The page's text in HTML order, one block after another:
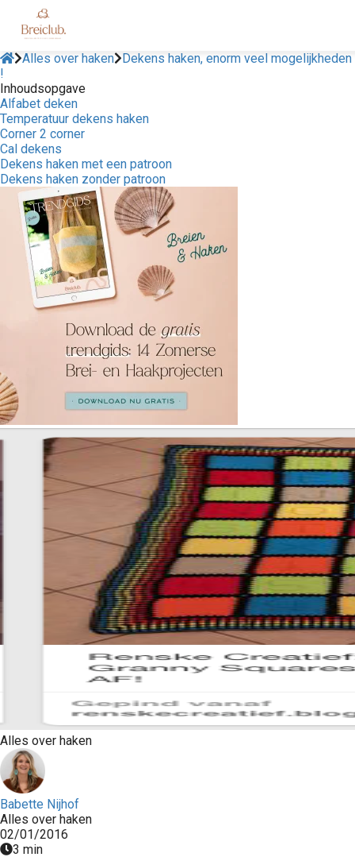
Alles over haken
Dekens haken, enorm veel mogelijkheden
!
Inhoudsopgave
Alfabet deken
Temperatuur dekens haken
Corner 2 corner
Cal dekens
Dekens haken met een patroon
Dekens haken zonder patroon
Alles over haken
Babette Nijhof
Alles over haken
02/01/2016
3 min